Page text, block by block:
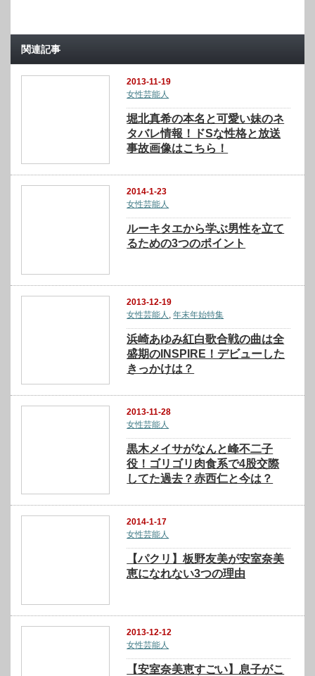
関連記事
2013-11-19
女性芸能人
堀北真希の本名と可愛い妹のネ
タバレ情報！ドSな性格と放送
事故画像はこちら！
2014-1-23
女性芸能人
ルーキタエから学ぶ男性を立て
るための3つのポイント
2013-12-19
女性芸能人
,年末年始特集
浜崎あゆみ紅白歌合戦の曲は全
盛期のINSPIRE！デビューした
きっかけは？
2013-11-28
女性芸能人
黒木メイサがなんと峰不二子
役！ゴリゴリ肉食系で4股交際
してた過去？赤西仁と今は？
2014-1-17
女性芸能人
【パクリ】板野友美が安室奈美
恵になれない3つの理由
2013-12-12
女性芸能人
【安室奈美恵すごい】息子がこ